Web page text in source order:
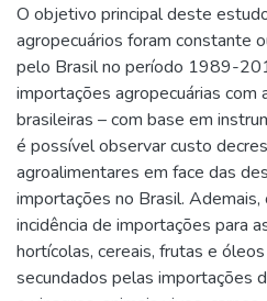
O objetivo principal deste
agropecuários foram constante
pelo Brasil no período 1989-
importações agropecuárias
brasileiras – com base em
é possível observar custo
agroalimentares em face das
importações no Brasil.
incidência de importações para
hortícolas, cereais, frutas e
secundados pelas importações